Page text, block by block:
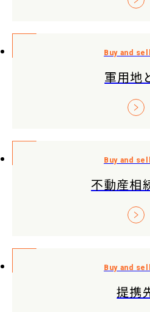
軍用地
不動産相
提携